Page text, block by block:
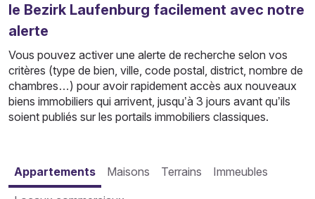
le Bezirk Laufenburg facilement avec notre
alerte
Vous pouvez activer une alerte de recherche selon vos
critères (type de bien, ville, code postal, district, nombre de
chambres…) pour avoir rapidement accès aux nouveaux
biens immobiliers qui arrivent, jusqu’à 3 jours avant qu’ils
soient publiés sur les portails immobiliers classiques.
Appartements Maisons Terrains Immeubles